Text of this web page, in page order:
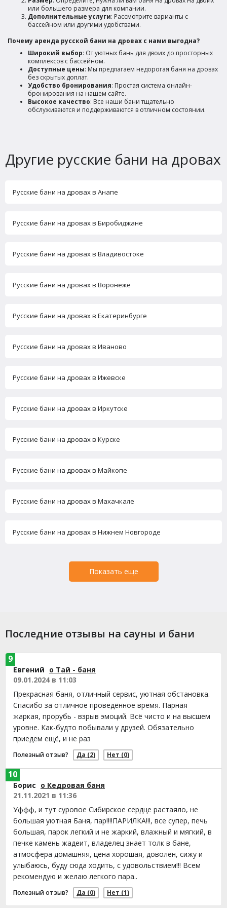
или большего размера для компании.
Дополнительные услуги: Рассмотрите варианты с
бассейном или другими удобствами.
Почему аренда русской бани на дровах с нами выгодна?
Широкий выбор: От уютных бань для двоих до просторных
комплексов с бассейном.
Доступные цены: Мы предлагаем недорогая баня на дровах
без скрытых доплат.
Удобство бронирования: Простая система онлайн-
бронирования на нашем сайте.
Высокое качество: Все наши бани тщательно
обслуживаются и поддерживаются в отличном состоянии.
Другие русские бани на дровах
Русские бани на дровах в Анапе
Русские бани на дровах в Биробиджане
Русские бани на дровах в Владивостоке
Русские бани на дровах в Воронеже
Русские бани на дровах в Екатеринбурге
Русские бани на дровах в Иваново
Русские бани на дровах в Ижевске
Русские бани на дровах в Иркутске
Русские бани на дровах в Курске
Русские бани на дровах в Майкопе
Русские бани на дровах в Махачкале
Русские бани на дровах в Нижнем Новгороде
Показать еще
Последние отзывы на сауны и бани
Евгений о Тай - баня
09.01.2024 в 11:03
Прекрасная баня, отличный сервис, уютная обстановка.
Спасибо за отличное проведённое время. Парная
жаркая, прорубь - взрыв эмоций. Всё чисто и на высшем
уровне. Как-будто побывали у друзей. Обязательно
приедем ещё, и не раз
Полезный отзыв? Да (2) Нет (0)
9
Борис о Кедровая баня
21.11.2021 в 11:36
Уффф, и тут суровое Сибирское сердце растаяло, не
большая уютная Баня, пар!!!!ПАРИЛКА!!!, все супер, печь
большая, парок легкий и не жаркий, влажный и мягкий, в
печке камень жадеит, владелец знает толк в бане,
атмосфера домашняя, цена хорошая, доволен, сижу и
улыбаюсь, буду сюда ходить, с удовольствием!!! Всем
рекомендую и желаю легкого пара..
Полезный отзыв? Да (0) Нет (1)
10